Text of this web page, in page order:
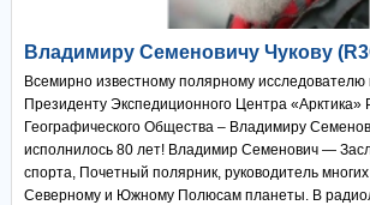
Владимиру Семеновичу Чукову
Всемирно известному полярному исследователю
Президенту Экспедиционного Центра «Арктика»
Географического Общества – Владимиру
исполнилось 80 лет! Владимир Семенович —
спорта, Почетный полярник, руководитель
Северному и Южному Полюсам планеты. В